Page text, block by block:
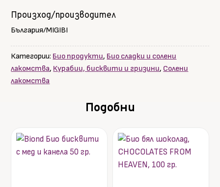
Произход/производител
България/MIGIBI
Категории: Био продукти, Био сладки и солени
лакомства, Курабии, бисквити и гризини, Солени
лакомства
Подобни